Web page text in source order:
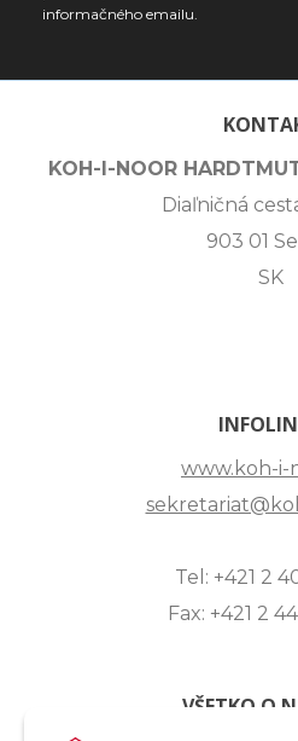
informačného emailu.
KOH-I-NOOR
Diaľničná
903 01
SK
www.koh-i-
Tel: +421 2
Fax: +421 2
VŠETKO O